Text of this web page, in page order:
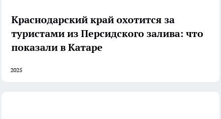
Краснодарский край охотится за
туристами из Персидского залива: что
показали в Катаре
2025